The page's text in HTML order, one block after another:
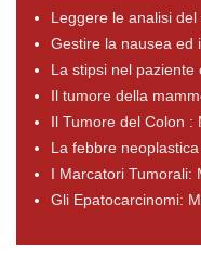
Leggere le analisi del
Gestire la nausea ed
La stipsi nel paziente
Il tumore della
Il Tumore del Colon :
La febbre
I Marcatori Tumorali:
Gli Epatocarcinomi: